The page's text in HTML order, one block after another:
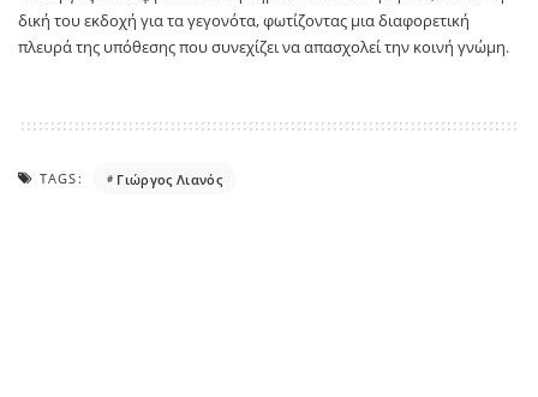
δική του εκδοχή για τα γεγονότα, φωτίζοντας μια διαφορετική
πλευρά της υπόθεσης που συνεχίζει να απασχολεί την κοινή γνώμη.
TAGS: Γιώργος Λιανός